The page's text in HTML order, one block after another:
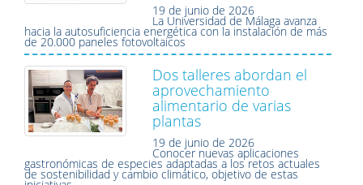
19 de junio de 2026
La Universidad de Málaga avanza
hacia la autosuficiencia energética con la instalación de más
de 20.000 paneles fotovoltaicos
Dos talleres abordan el
aprovechamiento
alimentario de varias
plantas
19 de junio de 2026
Conocer nuevas aplicaciones
gastronómicas de especies adaptadas a los retos actuales
de sostenibilidad y cambio climático, objetivo de estas